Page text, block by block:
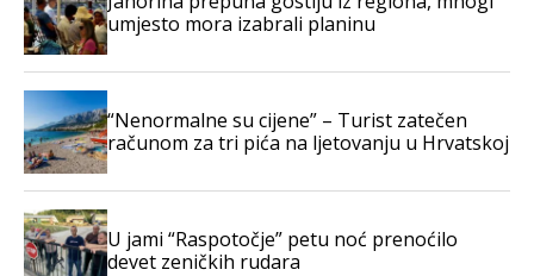
umjesto mora izabrali planinu
“Nenormalne su cijene” – Turist zatečen
računom za tri pića na ljetovanju u Hrvatskoj
U jami “Raspotočje” petu noć prenoćilo
devet zeničkih rudara